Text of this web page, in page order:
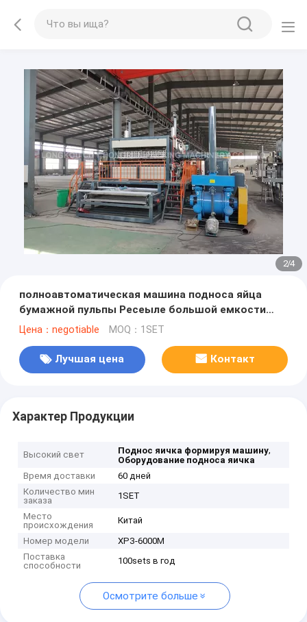
3/4
полноавтоматическая машина подноса яйца
бумажной пульпы Ресеыле большой емкости
6000пкс/х
Цена：negotiable MOQ：1SET
Лучшая цена Контакт
Характер Продукции
Высокий свет Поднос яичка формируя машину,
Оборудование подноса яичка
Время доставки
60 дней
Количество мин
заказа
1SET
Место
происхождения
Китай
Номер модели
ХРЗ-6000М
Поставка
способности
100sets в год
Осмотрите больше